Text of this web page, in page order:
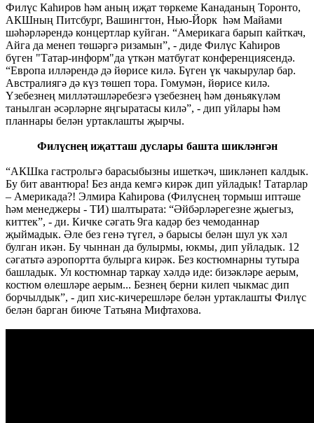
Филүс Каһиров һәм аның иҗат төркеме Канаданың Торонто,
АКШның Питсбург, Вашингтон, Нью-Йорк һәм Майами
шәһәрләрендә концертлар куйган. “Америкага барып кайткач,
Айга да менеп төшәргә ризамын”, - диде Филүс Каһиров
бүген "Татар-информ"да үткән матбугат конференциясендә.
“Европа илләрендә дә йөрисе килә. Бүген үк чакырулар бар.
Австралиягә дә күз төшеп тора. Гомумән, йөрисе килә.
Үзебезнең милләтәшләребезгә үзебезнең һәм дөньякүләм
танылган әсәрләрне яңгыратасы килә”, - дип уйлары һәм
планнары белән уртаклашты җырчы.
Филүснең иҗатташ дуслары башта шикләнгән
“АКШка гастрольгә барасыбызны ишеткәч, шикләнеп калдык.
Бу бит авантюра! Без анда кемгә кирәк дип уйладык! Татарлар
– Америкада?! Элмира Каһирова (Филүснең тормыш иптәше
һәм менеджеры - ТИ) шалтырата: “Әйбәрләрегезне җыегыз,
киттек”, - ди. Кичке сәгать 9га кадәр без чемоданнар
җыймадык. Әле без генә түгел, ә барысы белән шул ук хәл
булган икән. Бу чыннан да булырмы, юкмы, дип уйладык. 12
сәгатьтә аэропортта булырга кирәк. Без костюмнарны тутыра
башладык. Ул костюмнар таркау хәлдә иде: бизәкләре аерым,
костюм өлешләре аерым... Безнең берни килеп чыкмас дип
борчылдык”, - дип хис-кичерешләре белән уртаклашты Филүс
белән барган биюче Татьяна Мифтахова.